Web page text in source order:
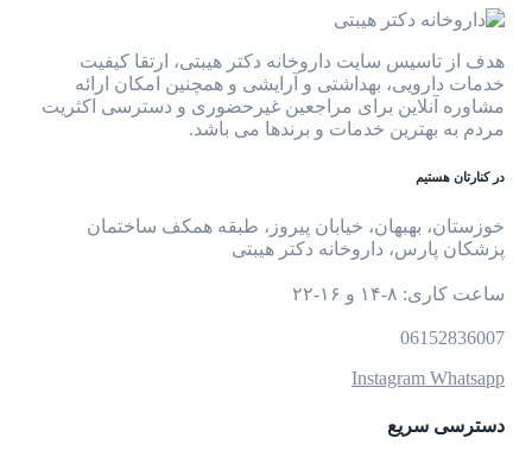
هدف از تاسیس سایت داروخانه دکتر هیبتی، ارتقا کیفیت
خدمات دارویی، بهداشتی و آرایشی و همچنین امکان ارائه
مشاوره آنلاین برای مراجعین غیرحضوری و دسترسی اکثریت
مردم به بهترین خدمات و برندها می باشد.
در کنارتان هستیم
خوزستان، بهبهان، خیابان پیروز، طبقه همکف ساختمان
پزشکان پارس، داروخانه دکتر هیبتی
ساعت کاری: ۸-۱۴ و ۱۶-۲۲
06152836007
Instagram Whatsapp
دسترسی سریع